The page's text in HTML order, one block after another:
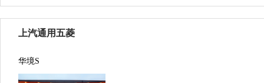
上汽通用五菱
华境S